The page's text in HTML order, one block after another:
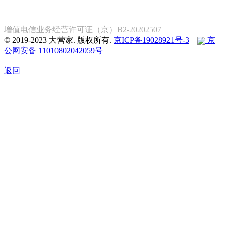
增值电信业务经营许可证（京）B2-20202507
© 2019-2023 大营家. 版权所有. 京ICP备19028921号-3
京
公网安备 11010802042059号
返回